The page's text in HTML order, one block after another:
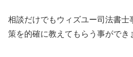
相談だけでもウィズユー司法書士
策を的確に教えてもらう事ができ